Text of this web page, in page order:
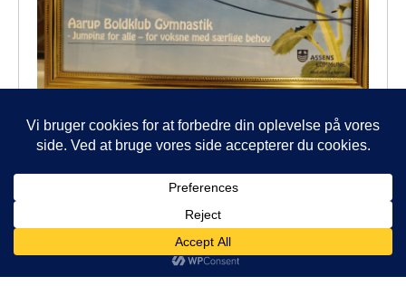
Handicappris 2025.
Hovedbestyrelse
Fodbold
AB
Håndbold
Gymnastik
Løbeklub